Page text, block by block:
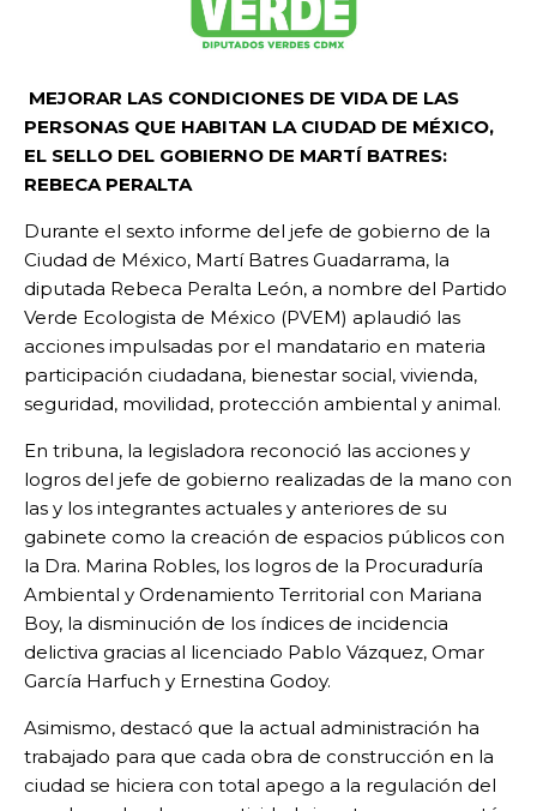
MEJORAR LAS CONDICIONES DE VIDA DE LAS
PERSONAS QUE HABITAN LA CIUDAD DE MÉXICO,
EL SELLO DEL GOBIERNO DE MARTÍ BATRES:
REBECA PERALTA
Durante el sexto informe del jefe de gobierno de la
Ciudad de México, Martí Batres Guadarrama, la
diputada Rebeca Peralta León, a nombre del Partido
Verde Ecologista de México (PVEM) aplaudió las
acciones impulsadas por el mandatario en materia
participación ciudadana, bienestar social, vivienda,
seguridad, movilidad, protección ambiental y animal.
En tribuna, la legisladora reconoció las acciones y
logros del jefe de gobierno realizadas de la mano con
las y los integrantes actuales y anteriores de su
gabinete como la creación de espacios públicos con
la Dra. Marina Robles, los logros de la Procuraduría
Ambiental y Ordenamiento Territorial con Mariana
Boy, la disminución de los índices de incidencia
delictiva gracias al licenciado Pablo Vázquez, Omar
García Harfuch y Ernestina Godoy.
Asimismo, destacó que la actual administración ha
trabajado para que cada obra de construcción en la
ciudad se hiciera con total apego a la regulación del